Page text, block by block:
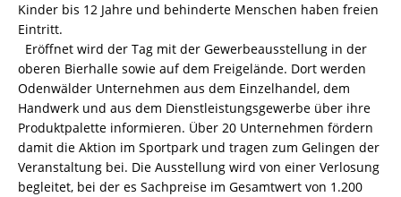
Kinder bis 12 Jahre und behinderte Menschen haben freien
Eintritt.
Eröffnet wird der Tag mit der Gewerbeausstellung in der
oberen Bierhalle sowie auf dem Freigelände. Dort werden
Odenwälder Unternehmen aus dem Einzelhandel, dem
Handwerk und aus dem Dienstleistungsgewerbe über ihre
Produktpalette informieren. Über 20 Unternehmen fördern
damit die Aktion im Sportpark und tragen zum Gelingen der
Veranstaltung bei. Die Ausstellung wird von einer Verlosung
begleitet, bei der es Sachpreise im Gesamtwert von 1.200